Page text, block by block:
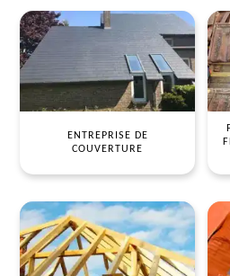
ENTREPRISE DE
COUVERTURE